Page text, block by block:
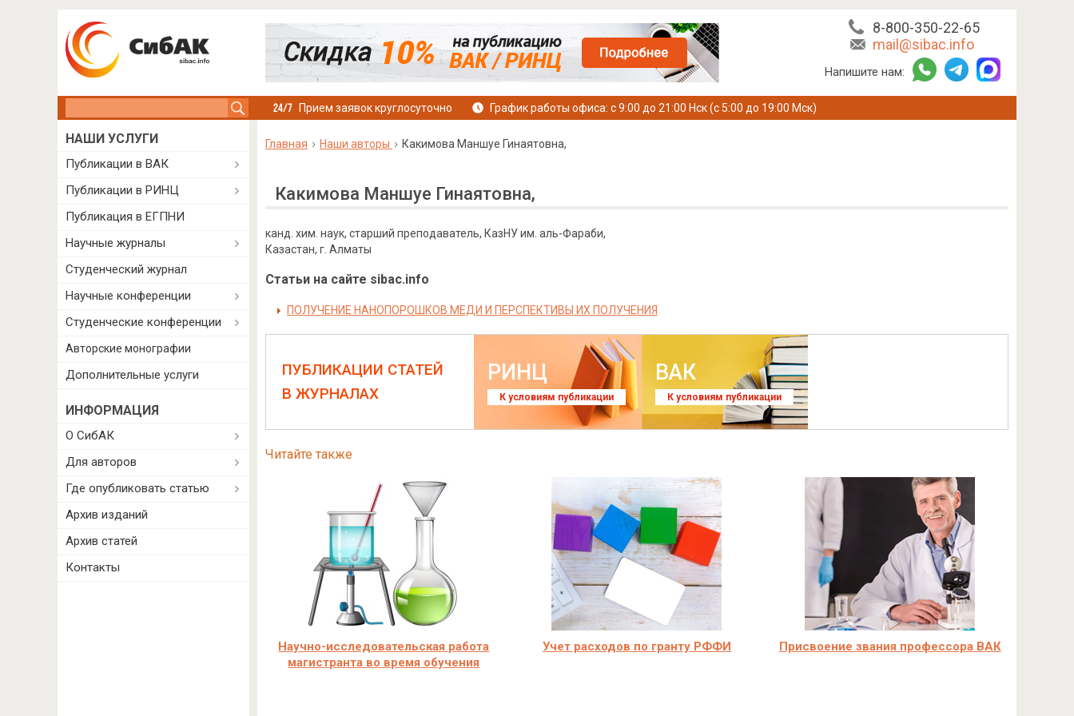
8-800-350-22-65
mail@sibac.info
Напишите нам:
Прием заявок круглосуточно График работы офиса: с 9:00 до 21:00 Нск (с 5:00 до 19:00 Мск)
Главная Наши авторы Какимова Маншуе Гинаятовна,
Какимова Маншуе Гинаятовна,
канд. хим. наук, старший преподаватель, КазНУ им. аль-Фараби,
Казастан, г. Алматы
Статьи на сайте sibac.info
ПОЛУЧЕНИЕ НАНОПОРОШКОВ МЕДИ И ПЕРСПЕКТИВЫ ИХ ПОЛУЧЕНИЯ
ПУБЛИКАЦИИ СТАТЕЙ
В ЖУРНАЛАХ
РИНЦ
К условиям публикации
ВАК
К условиям публикации
Читайте также
Научно-исследовательская работа
магистранта во время обучения
Учет расходов по гранту РФФИ Присвоение звания профессора ВАК
НАШИ УСЛУГИ
Публикации в ВАК
Публикации в РИНЦ
Публикация в ЕГПНИ
Научные журналы
Студенческий журнал
Научные конференции
Студенческие конференции
Авторские монографии
Дополнительные услуги
ИНФОРМАЦИЯ
О СибАК
Для авторов
Где опубликовать статью
Архив изданий
Архив статей
Контакты